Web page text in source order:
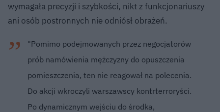
wymagała precyzji i szybkości, nikt z funkcjonariuszy
ani osób postronnych nie odniósł obrażeń.
"Pomimo podejmowanych przez negocjatorów
prób namówienia mężczyzny do opuszczenia
pomieszczenia, ten nie reagował na polecenia.
Do akcji wkroczyli warszawscy kontrterroryści.
Po dynamicznym wejściu do środka,